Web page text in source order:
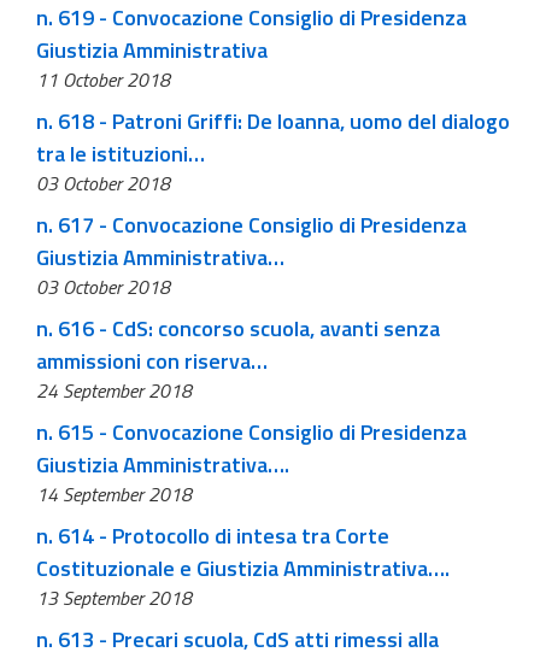
n. 619 - Convocazione Consiglio di Presidenza
Giustizia Amministrativa
11 October 2018
n. 618 - Patroni Griffi: De Ioanna, uomo del dialogo
tra le istituzioni…
03 October 2018
n. 617 - Convocazione Consiglio di Presidenza
Giustizia Amministrativa…
03 October 2018
n. 616 - CdS: concorso scuola, avanti senza
ammissioni con riserva…
24 September 2018
n. 615 - Convocazione Consiglio di Presidenza
Giustizia Amministrativa….
14 September 2018
n. 614 - Protocollo di intesa tra Corte
Costituzionale e Giustizia Amministrativa….
13 September 2018
n. 613 - Precari scuola, CdS atti rimessi alla